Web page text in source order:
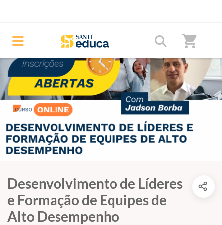
shopping_cart
Desenvolvimento de Líderes
e Formação de Equipes de
Alto Desempenho